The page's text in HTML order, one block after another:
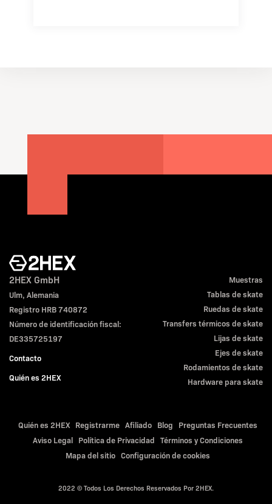
2HEX GmbH
Ulm, Alemania
Registro HRB 740872
Número de identificación fiscal:
DE335725197
Contacto
Quién es 2HEX
Muestras
Tablas de skate
Ruedas de skate
Transfers térmicos de skate
Lijas de skate
Ejes de skate
Rodamientos de skate
Hardware para skate
Quién es 2HEX Registrarme Afiliado Blog
Preguntas Frecuentes
Aviso Legal
Política de Privacidad
Términos y Condiciones
Mapa del sitio Configuración de cookies
2022 © Todos Los Derechos Reservados Por 2HEX.